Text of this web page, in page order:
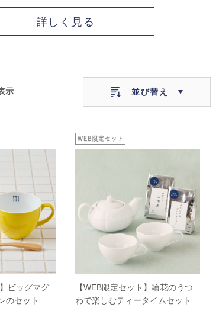
詳しく見る
示 並び替え
ビッグマグ
のセット
【WEB限定セット】輪花のうつ
わで楽しむティータイムセット